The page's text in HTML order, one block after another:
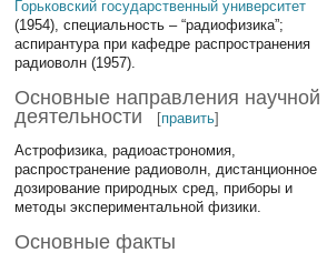
Горьковский государственный университет
(1954), специальность – “радиофизика”;
аспирантура при кафедре распространения
радиоволн (1957).
Основные направления научной
деятельности
[править]
Астрофизика, радиоастрономия,
распространение радиоволн, дистанционное
дозирование природных сред, приборы и
методы экспериментальной физики.
Основные факты